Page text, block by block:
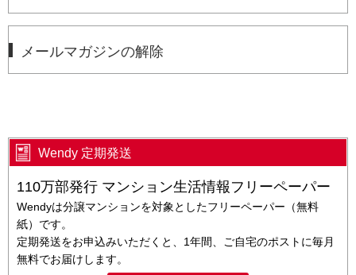
メールマガジンの解除
Wendy 定期発送
110万部発行 マンション生活情報フリーペーパー
Wendyは分譲マンションを対象としたフリーペーパー（無料
紙）です。
定期発送をお申込みいただくと、1年間、ご自宅のポストに毎月
無料でお届けします。